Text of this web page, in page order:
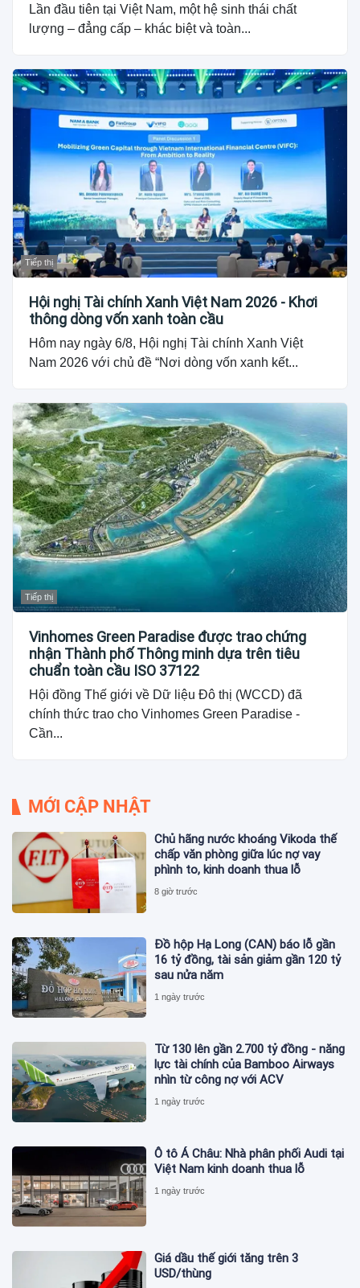
Lần đầu tiên tại Việt Nam, một hệ sinh thái chất
lượng – đẳng cấp – khác biệt và toàn...
Tiếp thị
Hội nghị Tài chính Xanh Việt Nam 2026 - Khơi
thông dòng vốn xanh toàn cầu
Hôm nay ngày 6/8, Hội nghị Tài chính Xanh Việt
Nam 2026 với chủ đề “Nơi dòng vốn xanh kết...
Tiếp thị
Vinhomes Green Paradise được trao chứng
nhận Thành phố Thông minh dựa trên tiêu
chuẩn toàn cầu ISO 37122
Hội đồng Thế giới về Dữ liệu Đô thị (WCCD) đã
chính thức trao cho Vinhomes Green Paradise -
Cần...
MỚI CẬP NHẬT
Chủ hãng nước khoáng Vikoda thế
chấp văn phòng giữa lúc nợ vay
phình to, kinh doanh thua lỗ
8 giờ trước
Đồ hộp Hạ Long (CAN) báo lỗ gần
16 tỷ đồng, tài sản giảm gần 120 tỷ
sau nửa năm
1 ngày trước
Từ 130 lên gần 2.700 tỷ đồng - năng
lực tài chính của Bamboo Airways
nhìn từ công nợ với ACV
1 ngày trước
Ô tô Á Châu: Nhà phân phối Audi tại
Việt Nam kinh doanh thua lỗ
1 ngày trước
Giá dầu thế giới tăng trên 3
USD/thùng